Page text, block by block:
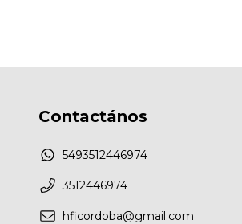
Contactános
5493512446974
3512446974
hficordoba@gmail.com